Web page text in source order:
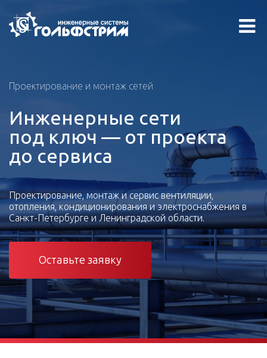
Проектирование и монтаж сетей
Инженерные сети
под ключ — от проекта
до сервиса
Проектирование, монтаж и сервис вентиляции,
отопления, кондиционирования и электроснабжения в
Санкт-Петербурге и Ленинградской области.
Оставьте заявку